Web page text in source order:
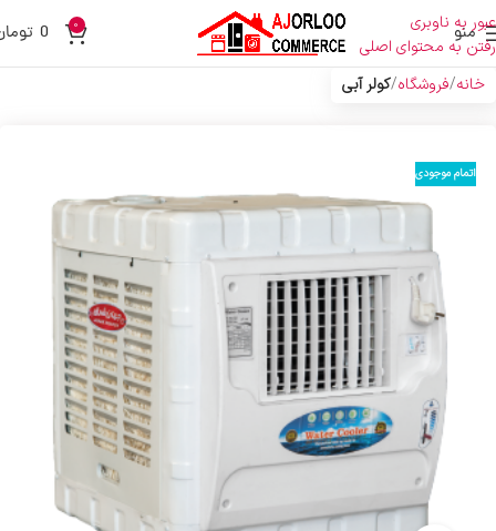
عبور به ناوبری
رفتن به محتوای اصلی
منو 0
0
خانه فروشگاه کولر آبی
اتمام موجودی